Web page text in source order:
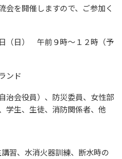
会を開催しますので、ご参加く
日） 午前９時～１２時（予
ンド
会役員）、防災委員、女性部
学生、生徒、消防関係者、他
習、水消火器訓練、断水時の